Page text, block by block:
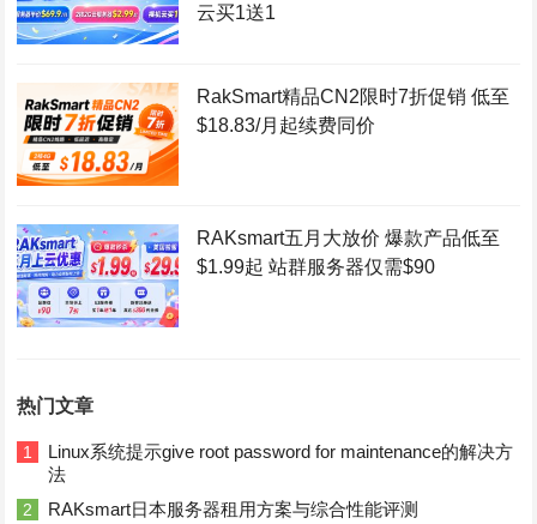
云买1送1
RakSmart精品CN2限时7折促销 低至
$18.83/月起续费同价
RAKsmart五月大放价 爆款产品低至
$1.99起 站群服务器仅需$90
热门文章
1
Linux系统提示give root password for maintenance的解决方
法
2 RAKsmart日本服务器租用方案与综合性能评测